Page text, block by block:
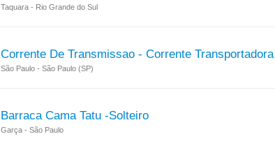
Taquara - Rio Grande do Sul
Corrente De Transmissao - Corrente Transportadora
São Paulo - São Paulo (SP)
Barraca Cama Tatu -solteiro
Garça - São Paulo